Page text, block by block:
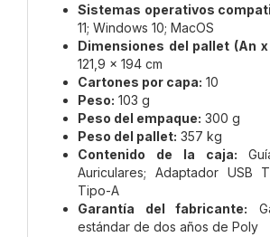
Sistemas operativos
11; Windows 10; MacOS
Dimensiones del pallet (An x
121,9 x 194 cm
Cartones por capa: 10
Peso: 103 g
Peso del empaque: 300 g
Peso del pallet: 357 kg
Contenido de la caja:
Auriculares; Adaptador USB
Tipo-A
Garantía del fabricante:
estándar de dos años de Poly